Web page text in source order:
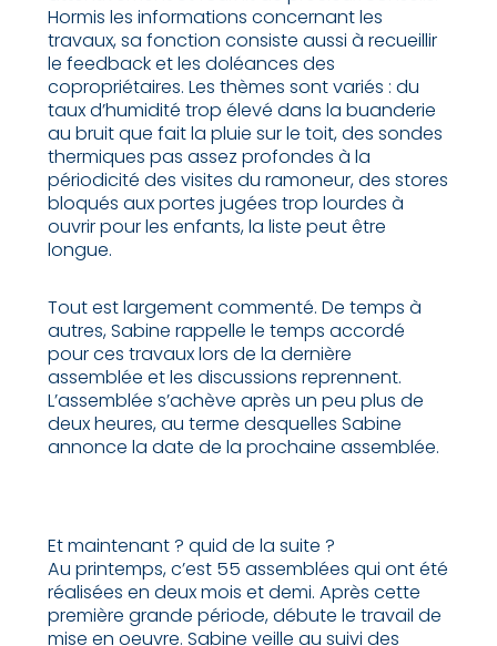
Hormis les informations concernant les
travaux, sa fonction consiste aussi à recueillir
le feedback et les doléances des
copropriétaires. Les thèmes sont variés : du
taux d’humidité trop élevé dans la buanderie
au bruit que fait la pluie sur le toit, des sondes
thermiques pas assez profondes à la
périodicité des visites du ramoneur, des stores
bloqués aux portes jugées trop lourdes à
ouvrir pour les enfants, la liste peut être
longue.
Tout est largement commenté. De temps à
autres, Sabine rappelle le temps accordé
pour ces travaux lors de la dernière
assemblée et les discussions reprennent.
L’assemblée s’achève après un peu plus de
deux heures, au terme desquelles Sabine
annonce la date de la prochaine assemblée.
Et maintenant ? quid de la suite ?
Au printemps, c’est 55 assemblées qui ont été
réalisées en deux mois et demi. Après cette
première grande période, débute le travail de
mise en oeuvre. Sabine veille au suivi des